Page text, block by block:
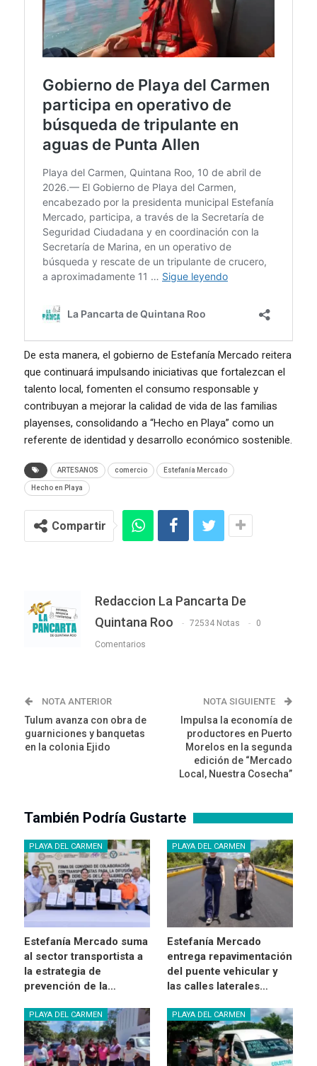
De esta manera, el gobierno de Estefanía Mercado reitera
que continuará impulsando iniciativas que fortalezcan el
talento local, fomenten el consumo responsable y
contribuyan a mejorar la calidad de vida de las familias
playenses, consolidando a “Hecho en Playa” como un
referente de identidad y desarrollo económico sostenible.
ARTESANOS comercio Estefanía Mercado
Hecho en Playa
Compartir
Redaccion La Pancarta De
Quintana Roo
72534 Notas 0
Comentarios
NOTA ANTERIOR
Tulum avanza con obra de
guarniciones y banquetas
en la colonia Ejido
NOTA SIGUIENTE
Impulsa la economía de
productores en Puerto
Morelos en la segunda
edición de “Mercado
Local, Nuestra Cosecha”
También Podría Gustarte
PLAYA DEL CARMEN
Estefanía Mercado suma
al sector transportista a
la estrategia de
prevención de la…
PLAYA DEL CARMEN
Estefanía Mercado
entrega repavimentación
del puente vehicular y
las calles laterales…
PLAYA DEL CARMEN PLAYA DEL CARMEN